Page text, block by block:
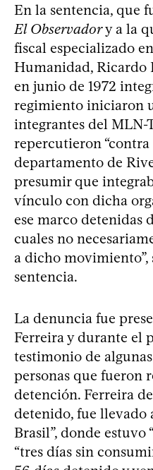
En la sentencia, que
El Observadory a la
fiscal especializado
Humanidad, Ricardo
en junio de 1972
regimiento iniciaron
integrantes del MLN-
repercutieron
departamento de
presumir que
vínculo con dicha
ese marco detenidas
cuales no
a dicho movimiento”,
sentencia.
La denuncia fue
Ferreira y durante el
testimonio de
personas que fueron
detención. Ferreira
detenido, fue llevado
Brasil”, donde estuvo
“tres días sin